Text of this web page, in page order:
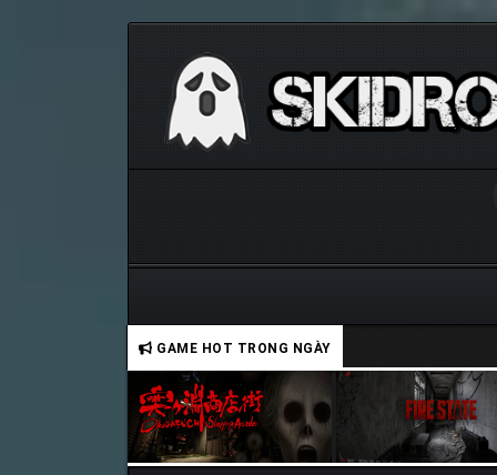
GAME HOT TRONG NGÀY